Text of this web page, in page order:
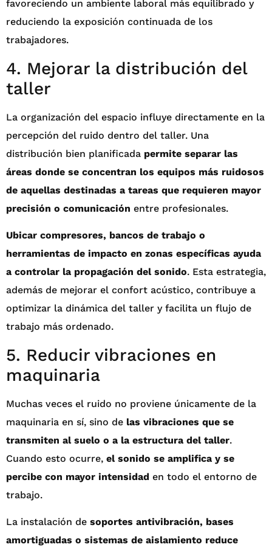
favoreciendo un ambiente laboral más equilibrado y
reduciendo la exposición continuada de los
trabajadores.
4. Mejorar la distribución del
taller
La organización del espacio influye directamente en la
percepción del ruido dentro del taller. Una
distribución bien planificada permite separar las
áreas donde se concentran los equipos más ruidosos
de aquellas destinadas a tareas que requieren mayor
precisión o comunicación entre profesionales.
Ubicar compresores, bancos de trabajo o
herramientas de impacto en zonas específicas ayuda
a controlar la propagación del sonido. Esta estrategia,
además de mejorar el confort acústico, contribuye a
optimizar la dinámica del taller y facilita un flujo de
trabajo más ordenado.
5. Reducir vibraciones en
maquinaria
Muchas veces el ruido no proviene únicamente de la
maquinaria en sí, sino de las vibraciones que se
transmiten al suelo o a la estructura del taller.
Cuando esto ocurre, el sonido se amplifica y se
percibe con mayor intensidad en todo el entorno de
trabajo.
La instalación de soportes antivibración, bases
amortiguadas o sistemas de aislamiento reduce